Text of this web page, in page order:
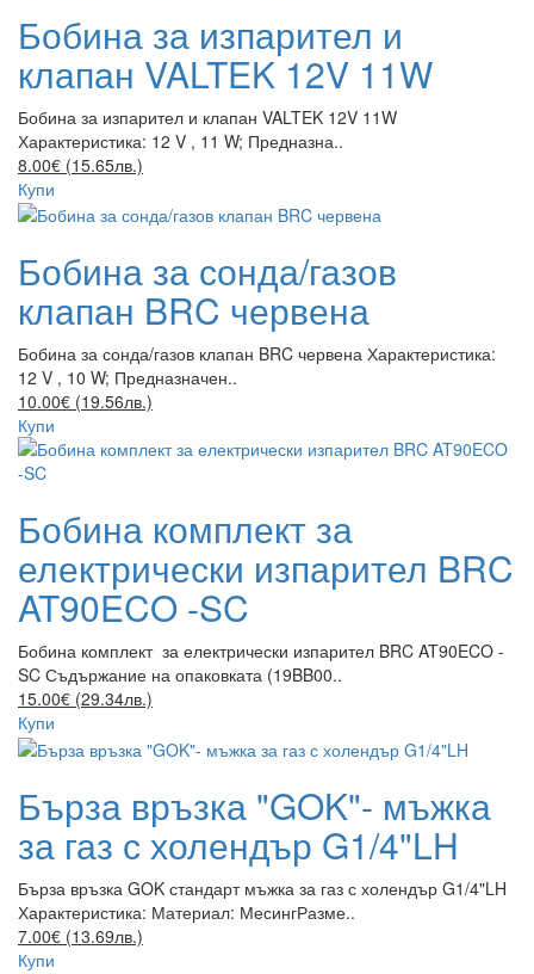
Бобина за изпарител и
клапан VALTEK 12V 11W
Бобина за изпарител и клапан VALTEK 12V 11W
Характеристика: 12 V , 11 W; Предназна..
8.00€ (15.65лв.)
Купи
Бобина за сонда/газов
клапан BRC червена
Бобина за сонда/газов клапан BRC червена Характеристика:
12 V , 10 W; Предназначен..
10.00€ (19.56лв.)
Купи
Бобина комплект за
електрически изпарител BRC
AT90ECO -SC
Бобина комплект за електрически изпарител BRC AT90ECO -
SC Съдържание на опаковката (19BB00..
15.00€ (29.34лв.)
Купи
Бърза връзка "GOK"- мъжка
за газ с холендър G1/4"LH
Бърза връзка GOK стандарт мъжка за газ с холендър G1/4"LH
Характеристика: Материал: МесингРазме..
7.00€ (13.69лв.)
Купи